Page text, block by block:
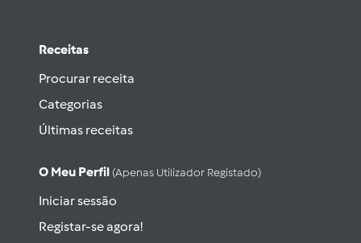
Receitas
Procurar receita
Categorias
Últimas receitas
O Meu Perfil (apenas Utilizador Registado)
Iniciar sessão
Registar-se agora!